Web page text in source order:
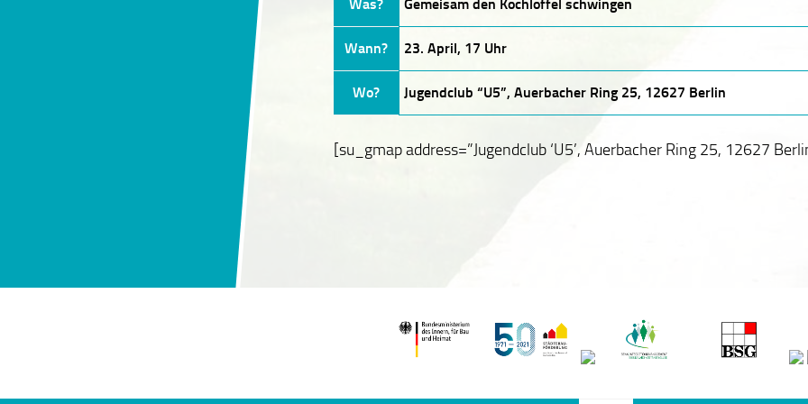
Was? Gemeisam den Kochlöffel schwingen
Wann? 23. April, 17 Uhr
Wo? Jugendclub “U5”, Auerbacher Ring 25, 12627 Berlin
[su_gmap address=”Jugendclub ‘U5’, Auerbacher Ring 25, 12627